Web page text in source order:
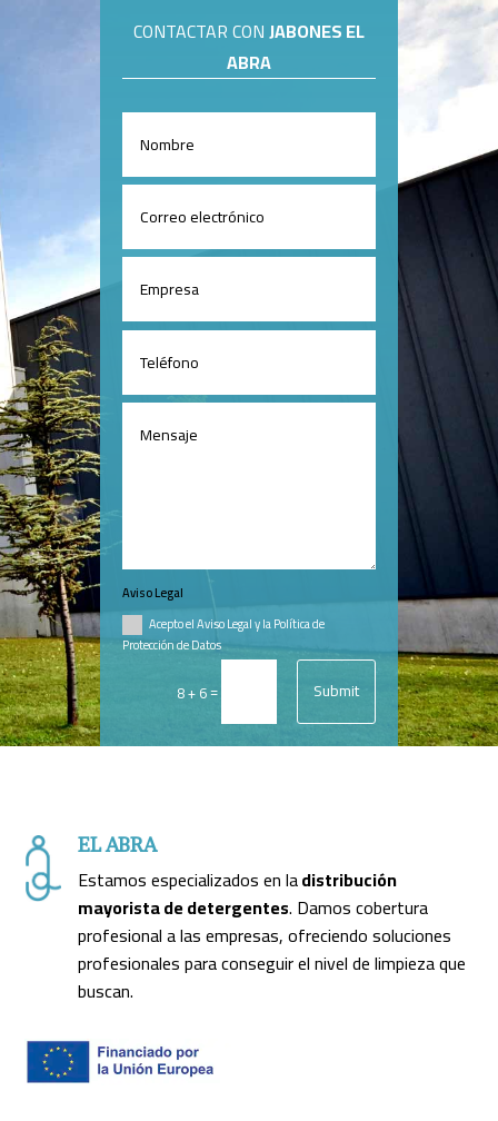
CONTACTAR CONJABONES EL
ABRA
Aviso Legal
Acepto el Aviso Legal y la Política de
Protección de Datos
8 + 6= Submit
EL ABRA
Estamos especializados en ladistribución
mayorista de detergentes. Damos cobertura
profesional a las empresas, ofreciendo soluciones
profesionales para conseguir el nivel de limpieza que
buscan.